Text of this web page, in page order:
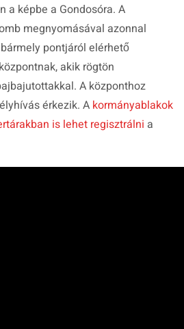
a képbe a Gondosóra. A
megnyomásával azonnal
pontjáról elérhető
akik rögtön
A központhoz
érkezik. A kormányablakok
is lehet regisztrálni a